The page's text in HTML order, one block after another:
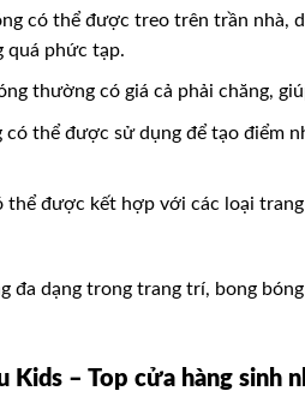
có thể được treo trên trần nhà,
quá phức tạp.
thường có giá cả phải chăng,
thể được sử dụng để tạo điểm
thể được kết hợp với các loại
đa dạng trong trang trí, bong
Kids – Top cửa hàng sinh